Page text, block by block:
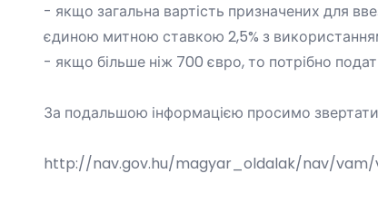
- якщо загальна вартість призначених для
єдиною митною ставкою 2,5% з
- якщо більше ніж 700 євро, то потрібно
За подальшою інформацією просимо
http://nav.gov.hu/magyar_oldalak/nav/